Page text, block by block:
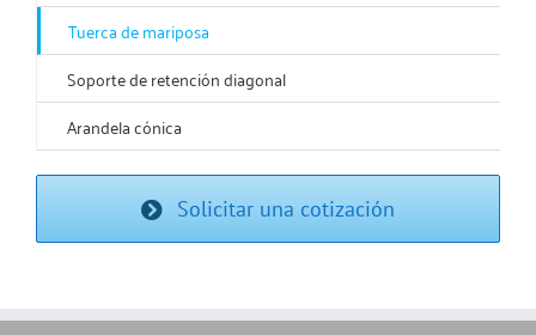
Tuerca de mariposa
Soporte de retención diagonal
Arandela cónica
Solicitar una cotización